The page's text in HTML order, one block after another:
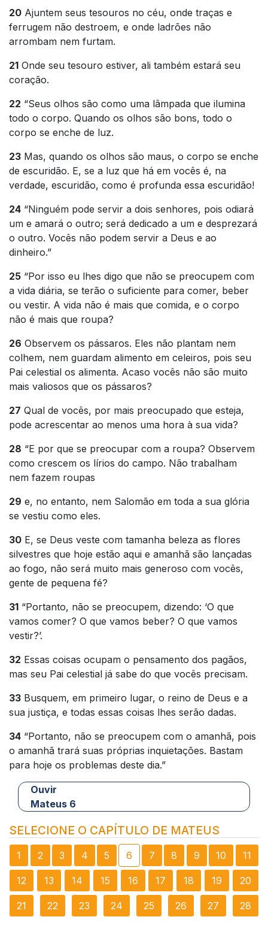
20 Ajuntem seus tesouros no céu, onde traças e
ferrugem não destroem, e onde ladrões não
arrombam nem furtam.
21 Onde seu tesouro estiver, ali também estará seu
coração.
22 “Seus olhos são como uma lâmpada que ilumina
todo o corpo. Quando os olhos são bons, todo o
corpo se enche de luz.
23 Mas, quando os olhos são maus, o corpo se enche
de escuridão. E, se a luz que há em vocês é, na
verdade, escuridão, como é profunda essa escuridão!
24 “Ninguém pode servir a dois senhores, pois odiará
um e amará o outro; será dedicado a um e desprezará
o outro. Vocês não podem servir a Deus e ao
dinheiro.”
25 “Por isso eu lhes digo que não se preocupem com
a vida diária, se terão o suficiente para comer, beber
ou vestir. A vida não é mais que comida, e o corpo
não é mais que roupa?
26 Observem os pássaros. Eles não plantam nem
colhem, nem guardam alimento em celeiros, pois seu
Pai celestial os alimenta. Acaso vocês não são muito
mais valiosos que os pássaros?
27 Qual de vocês, por mais preocupado que esteja,
pode acrescentar ao menos uma hora à sua vida?
28 “E por que se preocupar com a roupa? Observem
como crescem os lírios do campo. Não trabalham
nem fazem roupas
29 e, no entanto, nem Salomão em toda a sua glória
se vestiu como eles.
30 E, se Deus veste com tamanha beleza as flores
silvestres que hoje estão aqui e amanhã são lançadas
ao fogo, não será muito mais generoso com vocês,
gente de pequena fé?
31 “Portanto, não se preocupem, dizendo: ‘O que
vamos comer? O que vamos beber? O que vamos
vestir?’.
32 Essas coisas ocupam o pensamento dos pagãos,
mas seu Pai celestial já sabe do que vocês precisam.
33 Busquem, em primeiro lugar, o reino de Deus e a
sua justiça, e todas essas coisas lhes serão dadas.
34 “Portanto, não se preocupem com o amanhã, pois
o amanhã trará suas próprias inquietações. Bastam
para hoje os problemas deste dia.”
Ouvir
Mateus 6
SELECIONE O CAPÍTULO DE MATEUS
1 2 3 4 5 6 7 8 9 10 11
12 13 14 15 16 17 18 19 20
21 22 23 24 25 26 27 28